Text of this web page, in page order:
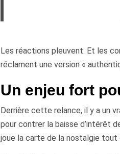
Les réactions pleuvent. Et les
réclament une version «
Un enjeu fort
Derrière cette relance, il y a un
pour contrer la baisse d’intérêt
joue la carte de la nostalgie tout